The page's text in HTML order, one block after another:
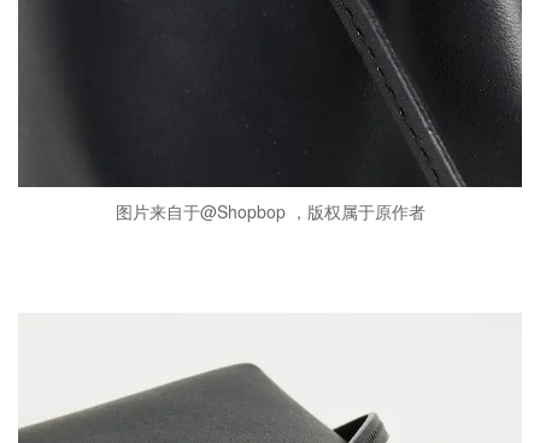
图片来自于@Shopbop ，版权属于原作者